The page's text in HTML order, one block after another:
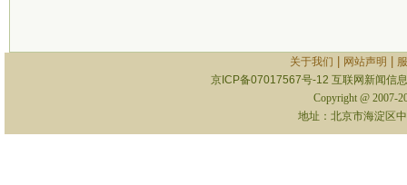
关于我们 网站声明
京ICP备07017567号-12 互联网新闻信
Copyright @ 2007-
地址：北京市海淀区